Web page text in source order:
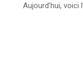
Aujourd’hui, voici